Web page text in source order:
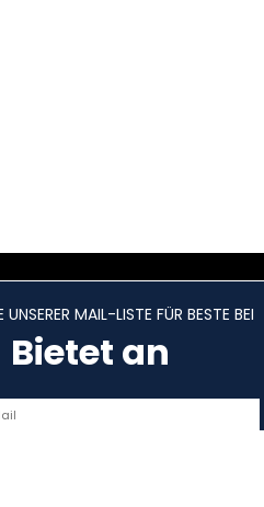
UNSERER MAIL-LISTE FÜR BESTE BEI
Bietet an